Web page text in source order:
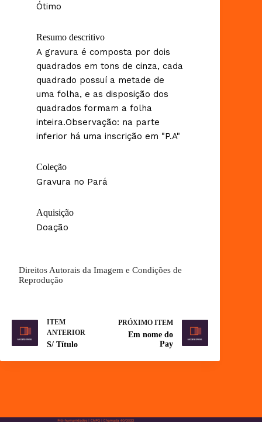
Ótimo
Resumo descritivo
A gravura é composta por dois
quadrados em tons de cinza, cada
quadrado possuí a metade de
uma folha, e as disposição dos
quadrados formam a folha
inteira.Observação: na parte
inferior há uma inscrição em "P.A"
Coleção
Gravura no Pará
Aquisição
Doação
Direitos Autorais da Imagem e Condições de
Reprodução
ITEM
ANTERIOR
S/ Título
PRÓXIMO ITEM
Em nome do
Pay